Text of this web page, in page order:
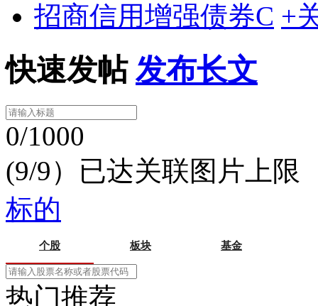
招商信用增强债券C +
快速发帖 发布长文
0/1000
(9/9）已达关联图片上限
标的
个股 板块 基金
热门推荐